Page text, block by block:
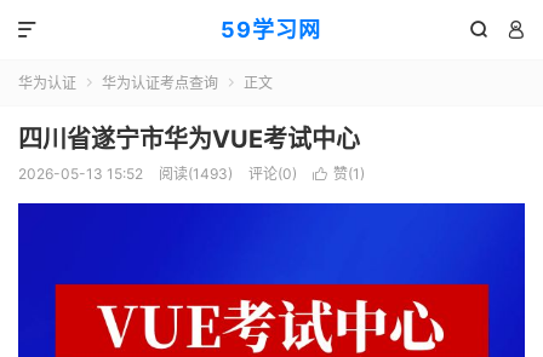
59学习网  

华为认证  华为认证考点查询  正文
四川省遂宁市华为VUE考试中心
2026-05-13 15:52 阅读(1493) 评论(0)  赞(1 )